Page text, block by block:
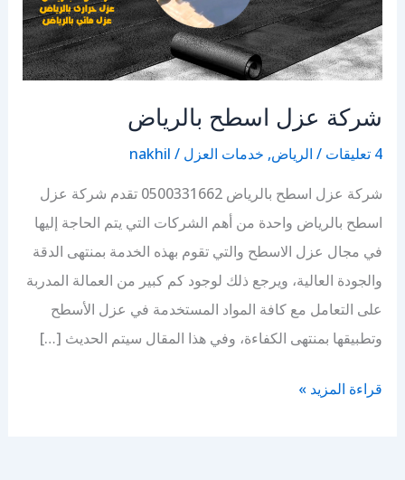
شركة عزل اسطح بالرياض
4 تعليقات / الرياض, خدمات العزل /
nakhil
شركة عزل اسطح بالرياض 0500331662 تقدم شركة عزل
اسطح بالرياض واحدة من أهم الشركات التي يتم الحاجة إليها
في مجال عزل الاسطح والتي تقوم بهذه الخدمة بمنتهى الدقة
والجودة العالية، ويرجع ذلك لوجود كم كبير من العمالة المدربة
على التعامل مع كافة المواد المستخدمة في عزل الأسطح
وتطبيقها بمنتهى الكفاءة، وفي هذا المقال سيتم الحديث […]
شركة
قراءة المزيد »